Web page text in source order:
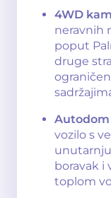
4WD
neravnih
poput
druge
Autodom
vozilo s
boravak i
toplom